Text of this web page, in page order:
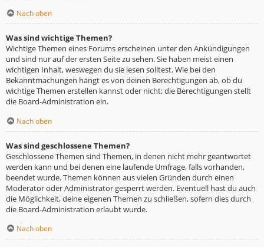
Nach oben
Was sind wichtige Themen?
Wichtige Themen eines Forums erscheinen unter den Ankündigungen
und sind nur auf der ersten Seite zu sehen. Sie haben meist einen
wichtigen Inhalt, weswegen du sie lesen solltest. Wie bei den
Bekanntmachungen hängt es von deinen Berechtigungen ab, ob du
wichtige Themen erstellen kannst oder nicht; die Berechtigungen stellt
die Board-Administration ein.
Nach oben
Was sind geschlossene Themen?
Geschlossene Themen sind Themen, in denen nicht mehr geantwortet
werden kann und bei denen eine laufende Umfrage, falls vorhanden,
beendet wurde. Themen können aus vielen Gründen durch einen
Moderator oder Administrator gesperrt werden. Eventuell hast du auch
die Möglichkeit, deine eigenen Themen zu schließen, sofern dies durch
die Board-Administration erlaubt wurde.
Nach oben